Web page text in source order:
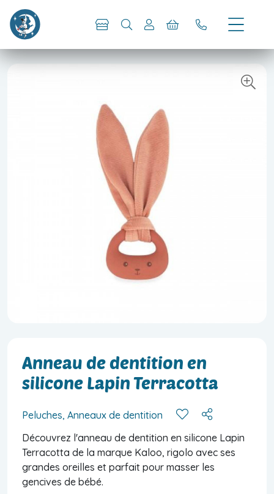
Anneau de dentition en
silicone Lapin Terracotta
Peluches, Anneaux de dentition
Découvrez l'anneau de dentition en silicone Lapin
Terracotta de la marque Kaloo, rigolo avec ses
grandes oreilles et parfait pour masser les
gencives de bébé.